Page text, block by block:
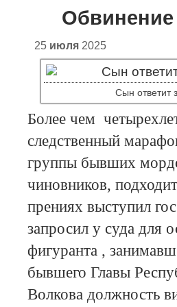
Обвинение
25 июля2025
Сын ответит
Более чем
следственный
группы бывших
чиновников,
прениях выступил
запросил у суда для
фигуранта ,
бывшего Главы
Волкова должность